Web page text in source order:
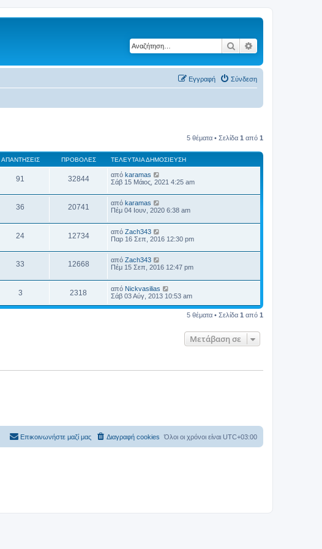
Αναζήτηση
Σύνδεση
Εγγραφή
5 θέματα • Σελίδα 1 από 1
ΑΠΑΝΤΉΣΕΙΣ ΠΡΟΒΟΛΈΣ ΤΕΛΕΥΤΑΊΑ ΔΗΜΟΣΊΕΥΣΗ
91 32844 από karamas
Σάβ 15 Μάιος, 2021 4:25 am
36 20741 από karamas
Πέμ 04 Ιουν, 2020 6:38 am
24 12734 από Zach343
Παρ 16 Σεπ, 2016 12:30 pm
33 12668 από Zach343
Πέμ 15 Σεπ, 2016 12:47 pm
3 2318 από Nickvasilias
Σάβ 03 Αύγ, 2013 10:53 am
5 θέματα • Σελίδα 1 από 1
Μετάβαση σε
Όλοι οι χρόνοι είναι UTC+03:00
Διαγραφή cookies
Επικοινωνήστε μαζί μας